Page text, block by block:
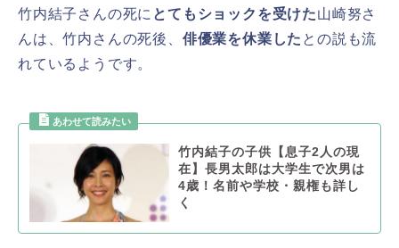
竹内結子さんの死に とてもショックを受けた山崎努さ
んは、竹内さんの死後、 俳優業を休業した との説も流
れているようです。
竹内結子の子供【息子2人の現
在】長男太郎は大学生で次男は
4歳！名前や学校・親権も詳し
く